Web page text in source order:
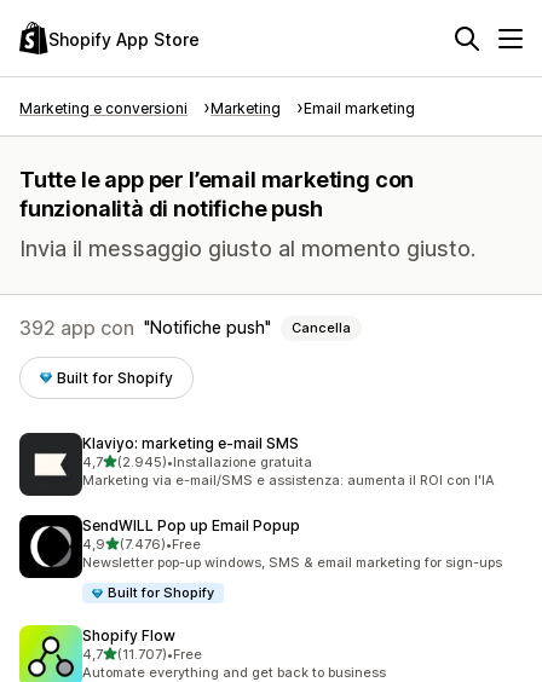
Shopify App Store
Marketing e conversioni Marketing Email marketing
Tutte le app per l’email marketing con
funzionalità di notifiche push
Invia il messaggio giusto al momento giusto.
392 app con Notifiche push Cancella
Built for Shopify
Klaviyo: marketing e‑mail SMS
4,7stelle su 5
(2.945)
2945 recensioni totali
•Installazione gratuita
Marketing via e-mail/SMS e assistenza: aumenta il ROI con l'IA
SendWILL Pop up Email Popup
4,9stelle su 5
(7.476)
7476 recensioni totali
•Free
Newsletter pop-up windows, SMS & email marketing for sign-ups
Built for Shopify
Shopify Flow
4,7stelle su 5
(11.707)
11707 recensioni totali
•Free
Automate everything and get back to business